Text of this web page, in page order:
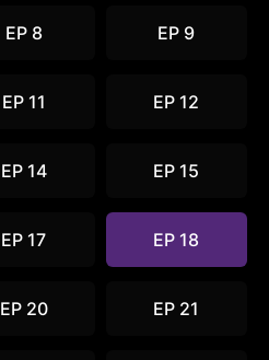
EP 8 EP 9
EP 11 EP 12
EP 14 EP 15
EP 17 EP 18
EP 20 EP 21